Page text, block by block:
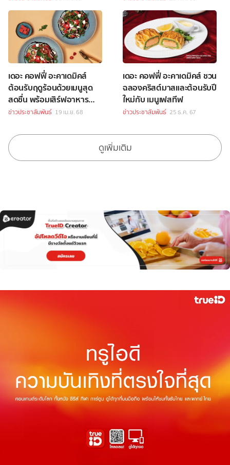
เดอะ คอฟฟี่ อะคาเดมิคส์
ต้อนรับฤดูร้อนด้วยเมนูสุด
สดชื่น พร้อมเสิร์ฟอาหาร
เอาใจสายเฮลตี้
ข่าวประชาสัมพันธ์ 19 เม.ย. 68
เดอะ คอฟฟี่ อะคาเดมิคส์ ชวน
ฉลองคริสต์มาสและต้อนรับปี
ใหม่กับ เมนูเฟสทีฟ
ข่าวประชาสัมพันธ์ 25 ธ.ค. 67
ดูเพิ่มเติม